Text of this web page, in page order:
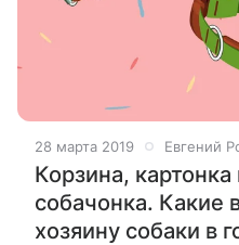
28 марта 2019 Евгений
Корзина,
собачонка.
хозяину собаки в